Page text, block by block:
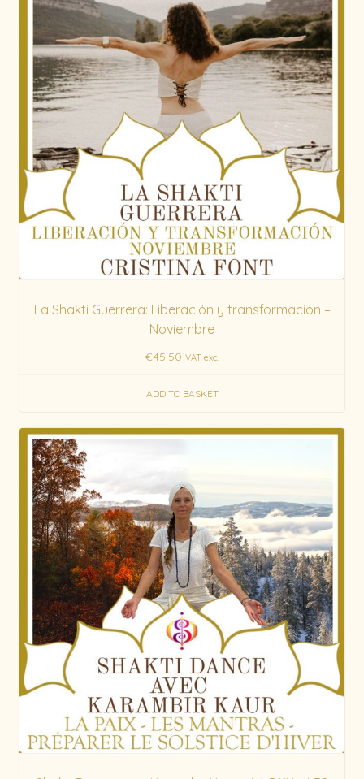
La Shakti Guerrera: Liberación y transformación –
Noviembre
€45.50 VAT exc.
ADD TO BASKET